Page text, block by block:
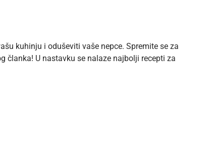
kuhinju i oduševiti vaše nepce. Spremite se za
članka! U nastavku se nalaze najbolji recepti za